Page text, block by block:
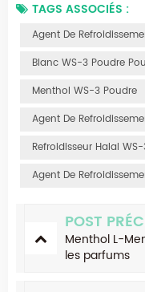
TAGS ASSOCIÉS :
Agent De
Blanc WS-3 Poudre
Menthol WS-3 Poudre
Agent De
Refroidisseur Halal
Agent De
POST
Menthol L-
les parfums